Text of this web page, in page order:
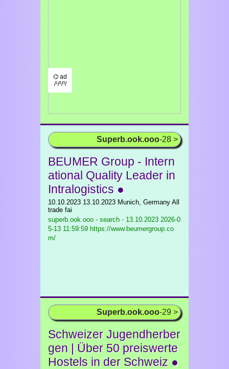
⌬ ad
/¹/²/³/
Superb.ook.ooo-28 >
BEUMER Group - Intern
ational Quality Leader in
Intralogistics ●
10.10.2023 13.10.2023 Munich, Germany All
trade fai
superb.ook.ooo - search - 13.10.2023 2026-0
5-13 11:59:59 https://www.beumergroup.co
m/
Superb.ook.ooo-29 >
Schweizer Jugendherber
gen | Über 50 preiswerte
Hostels in der Schweiz ●